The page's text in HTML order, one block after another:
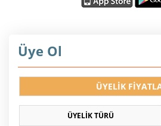
Üye Ol
ÜYELİK
ÜYELİK TÜRÜ